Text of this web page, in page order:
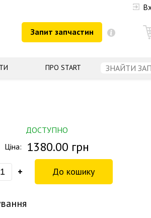
Запит запчастин
ПРО START
ДОСТУПНО
Ціна:
1380.00 грн
+